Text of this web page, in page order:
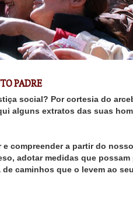
PADRE
social? Por cortesia do
alguns extratos das suas
compreender a partir do
adotar medidas que possam
caminhos que o levem ao